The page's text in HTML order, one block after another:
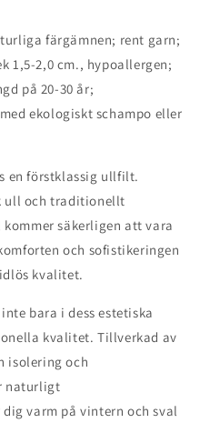
färgämnen; rent garn;
1,5-2,0 cm., hypoallergen;
på 20-30 år;
ekologiskt schampo eller
en förstklassig ullfilt.
ull och traditionellt
säkerligen att vara
och sofistikeringen
kvalitet.
bara i dess estetiska
kvalitet. Tillverkad av
isolering och
naturligt
varm på vintern och sval